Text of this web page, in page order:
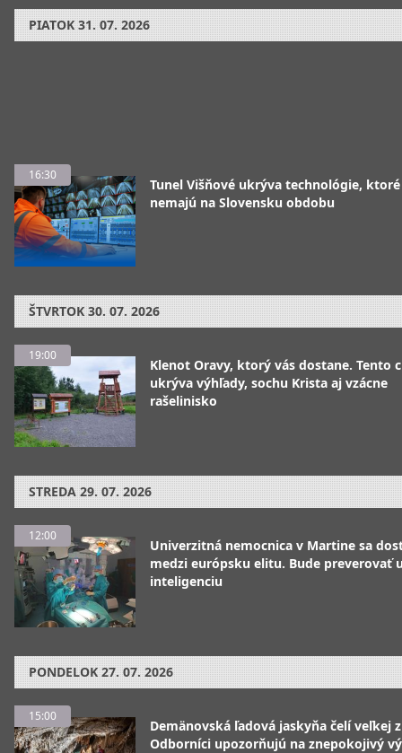
PIATOK 31. 07. 2026
16:30
Tunel Višňové ukrýva technológie, ktoré
nemajú na Slovensku obdobu
ŠTVRTOK 30. 07. 2026
19:00
Klenot Oravy, ktorý vás dostane. Tento
ukrýva výhľady, sochu Krista aj vzácne
rašelinisko
STREDA 29. 07. 2026
12:00
Univerzitná nemocnica v Martine sa
medzi európsku elitu. Bude preverovať
inteligenciu
PONDELOK 27. 07. 2026
15:00
Demänovská ľadová jaskyňa čelí veľkej
Odborníci upozorňujú na znepokojivý